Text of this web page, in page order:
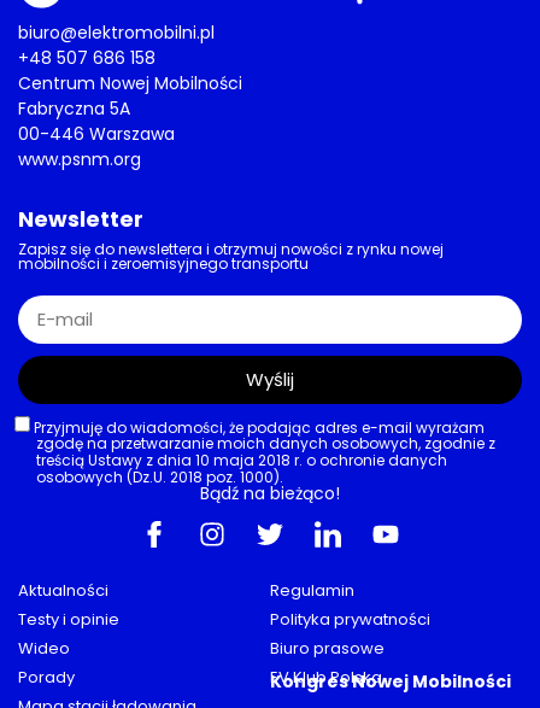
biuro@elektromobilni.pl
+48 507 686 158
Centrum Nowej Mobilności
Fabryczna 5A
00-446 Warszawa
www.psnm.org
Aktualności
Testy i opinie
Wideo
Porady
Regulamin
Polityka prywatności
Biuro prasowe
EV Klub Polska
Kongres Nowej Mobilności
Newsletter
Zapisz się do newslettera i otrzymuj nowości z rynku nowej
mobilności i zeroemisyjnego transportu
Przyjmuję do wiadomości, że podając adres e-mail wyrażam
zgodę na przetwarzanie moich danych osobowych, zgodnie z
treścią Ustawy z dnia 10 maja 2018 r. o ochronie danych
osobowych (Dz.U. 2018 poz. 1000).
Wyślij
Bądź na bieżąco!